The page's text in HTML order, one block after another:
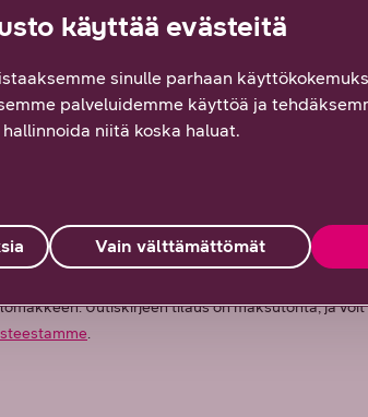
raportin sekä tietoa toimialan puheenaiheista
Uutiskirjeen tilaus on maksutonta, ja
.
käyttää evästeitä
sinulle parhaan
palveluidemme käyttöä ja
niitä koska haluat.
Vain välttämättömät